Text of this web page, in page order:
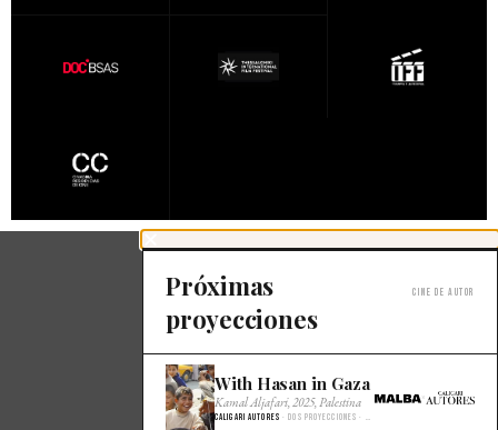
Próximas
proyecciones
Cine de autor
With Hasan in Gaza
Kamal Aljafari, 2025, Palestina
Caligari Autores · Dos proyecciones · Malba Cine
×